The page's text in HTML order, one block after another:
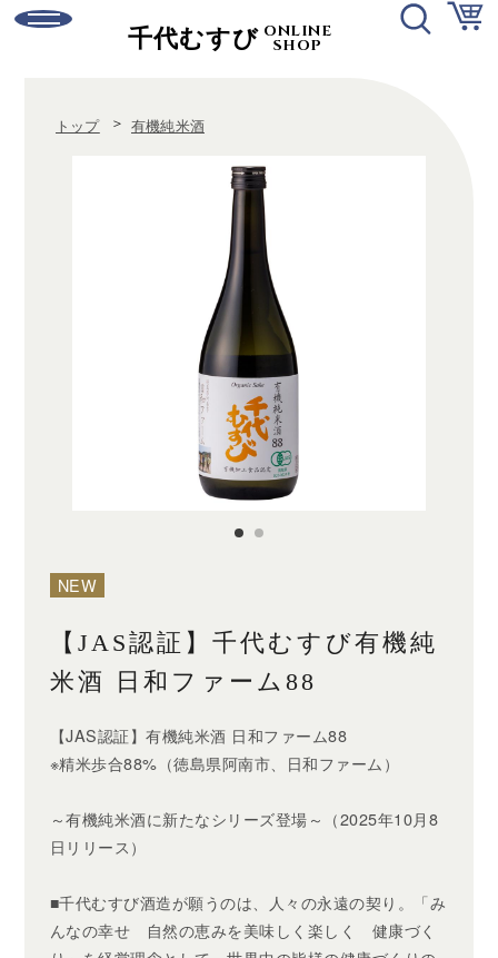
ウイスキー
食品・スイーツ
すべてのカテゴリー ＋
千代むすび ONLINE
SHOP
トップ ＞ 有機純米酒
NEW
【JAS認証】千代むすび有機純
米酒 日和ファーム88
【JAS認証】有機純米酒 日和ファーム88
※精米歩合88%（徳島県阿南市、日和ファーム）
～有機純米酒に新たなシリーズ登場～（2025年10月8
日リリース）
■千代むすび酒造が願うのは、人々の永遠の契り。「み
んなの幸せ 自然の恵みを美味しく楽しく 健康づく